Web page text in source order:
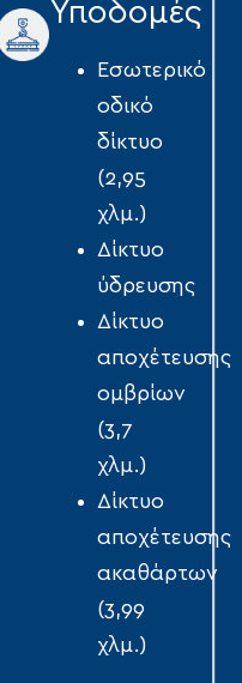
Υποδομές
Eσωτερικό
οδικό
δίκτυο
(2,95
χλμ.)
Δίκτυο
ύδρευσης
Δίκτυο
αποχέτευσης
οµβρίων
(3,7
χλμ.)
Δίκτυο
αποχέτευσης
ακαθάρτων
(3,99
χλμ.)